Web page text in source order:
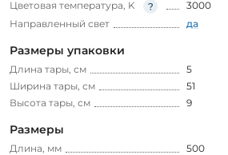
Цветовая температура, K
3000
Направленный свет
да
Размеры упаковки
Длина тары, см
5
Ширина тары, см
51
Высота тары, см
9
Размеры
Длина, мм
500